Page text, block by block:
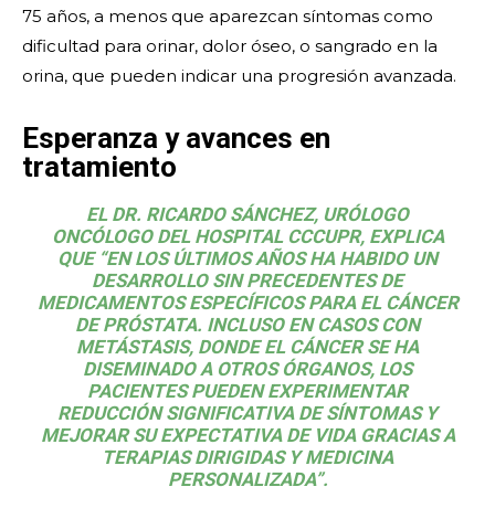
75 años, a menos que aparezcan síntomas como
dificultad para orinar, dolor óseo, o sangrado en la
orina, que pueden indicar una progresión avanzada.
Esperanza y avances en
tratamiento
EL DR. RICARDO SÁNCHEZ, URÓLOGO
ONCÓLOGO DEL HOSPITAL CCCUPR, EXPLICA
QUE “EN LOS ÚLTIMOS AÑOS HA HABIDO UN
DESARROLLO SIN PRECEDENTES DE
MEDICAMENTOS ESPECÍFICOS PARA EL CÁNCER
DE PRÓSTATA. INCLUSO EN CASOS CON
METÁSTASIS, DONDE EL CÁNCER SE HA
DISEMINADO A OTROS ÓRGANOS, LOS
PACIENTES PUEDEN EXPERIMENTAR
REDUCCIÓN SIGNIFICATIVA DE SÍNTOMAS Y
MEJORAR SU EXPECTATIVA DE VIDA GRACIAS A
TERAPIAS DIRIGIDAS Y MEDICINA
PERSONALIZADA”.